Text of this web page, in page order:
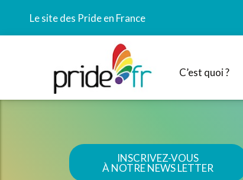
Le site des Pride en France
C’est quoi ?
INSCRIVEZ-VOUS
À NOTRE NEWS LETTER